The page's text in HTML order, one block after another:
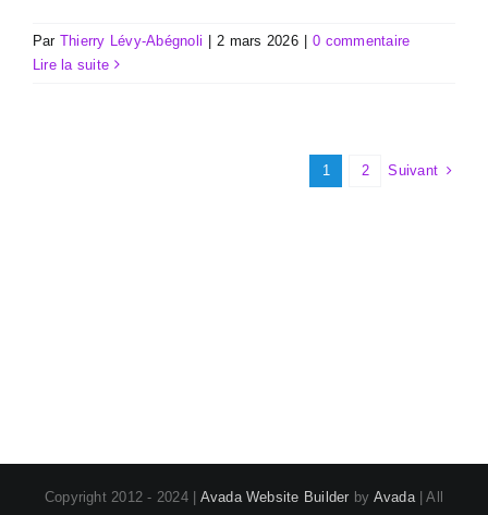
Par Thierry Lévy-Abégnoli | 2 mars 2026 | 0 commentaire
Lire la suite
1 2 Suivant
Copyright 2012 - 2024 | Avada Website Builder by Avada| All